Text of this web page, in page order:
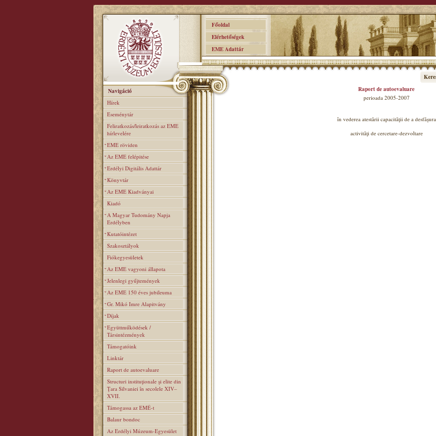
Főoldal
Elérhetőségek
EME Adattár
Navigáció
Hírek
Eseménytár
Feliratkozás/leiratkozás az EME
hírlevelére
EME röviden
Az EME felépitése
Erdélyi Digitális Adattár
Könyvtár
Az EME Kiadványai
Kiadó
A Magyar Tudomány Napja
Erdélyben
Kutatóintézet
Szakosztályok
Fiókegyesületek
Az EME vagyoni állapota
Jelenlegi gyűjtemények
Az EME 150 éves jubileuma
Gr. Mikó Imre Alapitvány
Díjak
Együttműködések /
Társintézmények
Támogatóink
Linktár
Raport de autoevaluare
Structuri instituţionale şi elite din
Ţara Silvaniei în secolele XIV–
XVII.
Támogassa az EMÉ-t
Balaur bondoc
Az Erdélyi Múzeum-Egyesület
Raport de autoevaluare
perioada 2005-2007
în vederea atestării capacităţii de a desfăşura
activităţi de cercetare-dezvoltare